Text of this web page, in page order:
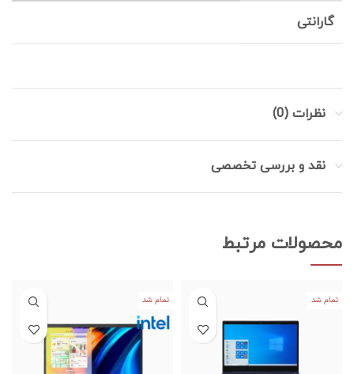
گارانتی
نظرات (0)
نقد و بررسی تخصصی
محصولات مرتبط
تمام شد تمام شد